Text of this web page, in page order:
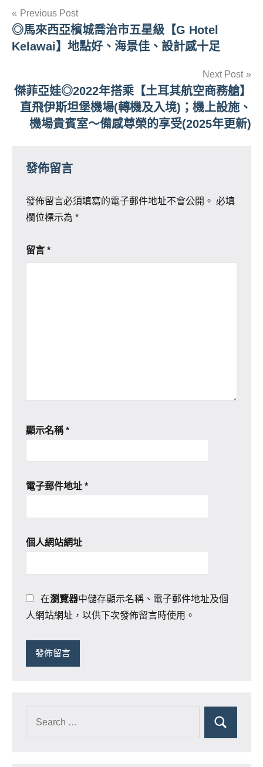
文
章
覽
Previous Post
◎馬來西亞檳城喬治市五星級【G Hotel
Kelawai】地點好、海景佳、設計感十足
Next Post
傑菲亞娃◎2022年搭乘【土耳其航空商務艙】
直飛伊斯坦堡機場(轉機及入境)；機上設施、
機場貴賓室～備感尊榮的享受(2025年更新)
發佈留言
發佈留言必須填寫的電子郵件地址不會公開。 必填
欄位標示為 *
留言 *
顯示名稱*
電子郵件地址 *
個人網站網址
在瀏覽器中儲存顯示名稱、電子郵件地址及個
人網站網址，以供下次發佈留言時使用。